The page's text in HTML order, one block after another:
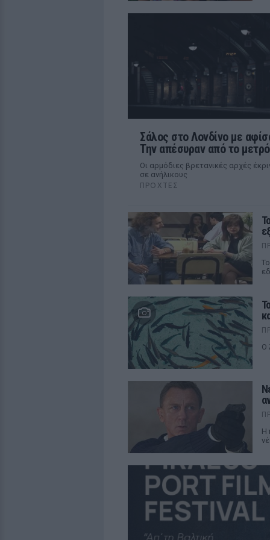
Σάλος στο Λονδίνο με
Την απέσυραν από το μετρό
Οι αρμόδιες βρετανικές αρχές
σε ανήλικους
ΠΡΟΧΤΈΣ
Ο
Η